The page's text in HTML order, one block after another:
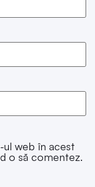
ul web în acest
o să comentez.